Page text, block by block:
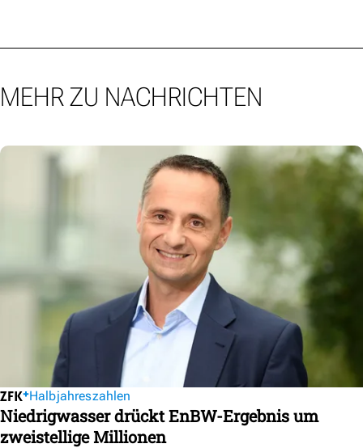
MEHR ZU NACHRICHTEN
Halbjahreszahlen
Niedrigwasser drückt EnBW-Ergebnis um
zweistellige Millionen